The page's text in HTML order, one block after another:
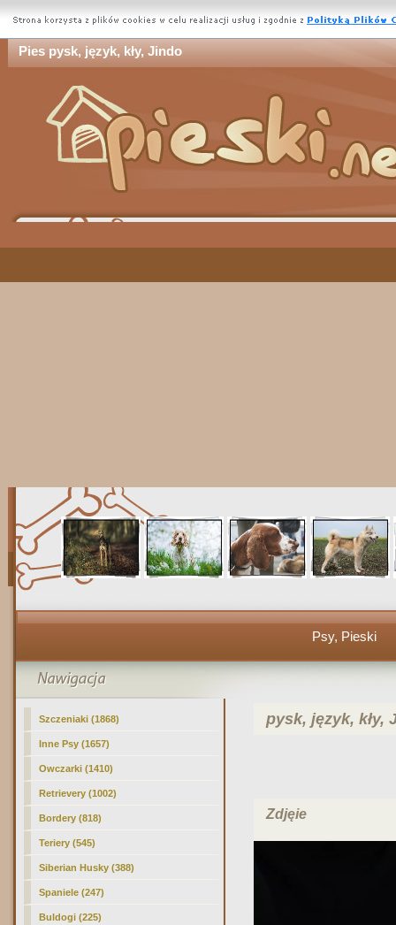
Pies pysk, język, kły, Jindo
Psy, Pieski
Szczeniaki (1868)
Inne Psy (1657)
Owczarki (1410)
Retrievery (1002)
Bordery (818)
Teriery (545)
Siberian Husky (388)
Spaniele (247)
Buldogi (225)
pysk, język, kły,
Zdjęie